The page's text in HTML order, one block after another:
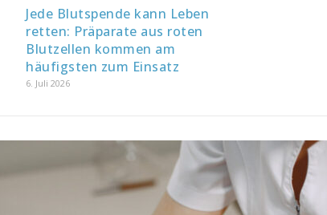
Jede Blutspende kann Leben
retten: Präparate aus roten
Blutzellen kommen am
häufigsten zum Einsatz
6. Juli 2026